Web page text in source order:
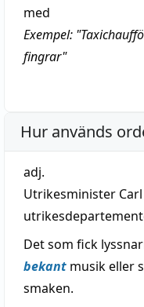
med
Exempel:
fingrar"
Hur används
adj.
Utrikesminister
Det som fick
bekant musik eller
smaken.